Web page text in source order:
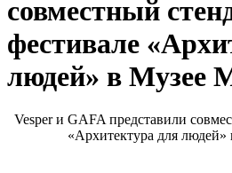
совместный
фестивале
людей» в Музее
Vesper и GAFA представили
«Архитектура для